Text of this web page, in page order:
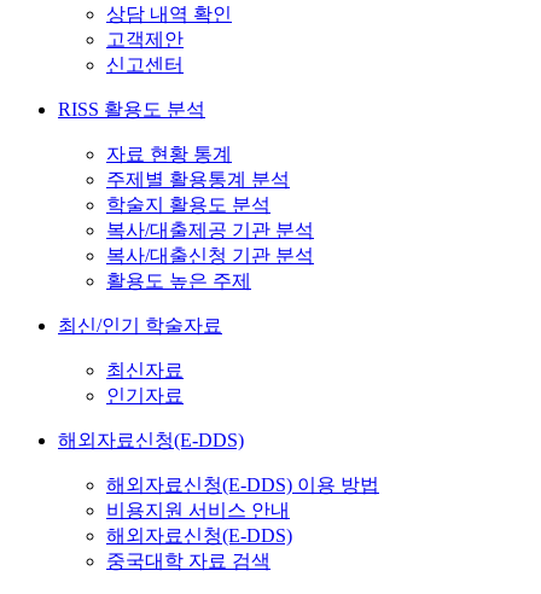
상담 내역 확인
고객제안
신고센터
RISS 활용도 분석
자료 현황 통계
주제별 활용통계 분석
학술지 활용도 분석
복사/대출제공 기관 분석
복사/대출신청 기관 분석
활용도 높은 주제
최신/인기 학술자료
최신자료
인기자료
해외자료신청(E-DDS)
해외자료신청(E-DDS) 이용 방법
비용지원 서비스 안내
해외자료신청(E-DDS)
중국대학 자료 검색